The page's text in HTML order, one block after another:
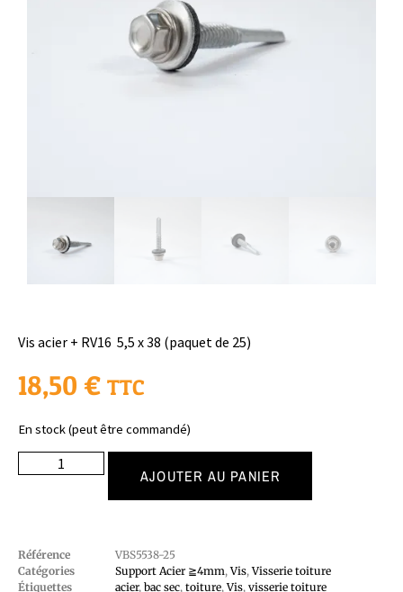
Vis acier + RV16 5,5 x 38 (paquet de 25)
18,50 € TTC
En stock (peut être commandé)
AJOUTER AU PANIER
Référence
VBS5538-25
Catégories
Support Acier ≧4mm,Vis,Visserie toiture
Étiquettes
acier, bac sec, toiture,Vis, visserie toiture